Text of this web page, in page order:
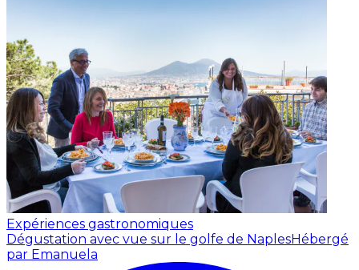
Expériences gastronomiques
Dégustation avec vue sur le golfe de NaplesHébergé
par Emanuela